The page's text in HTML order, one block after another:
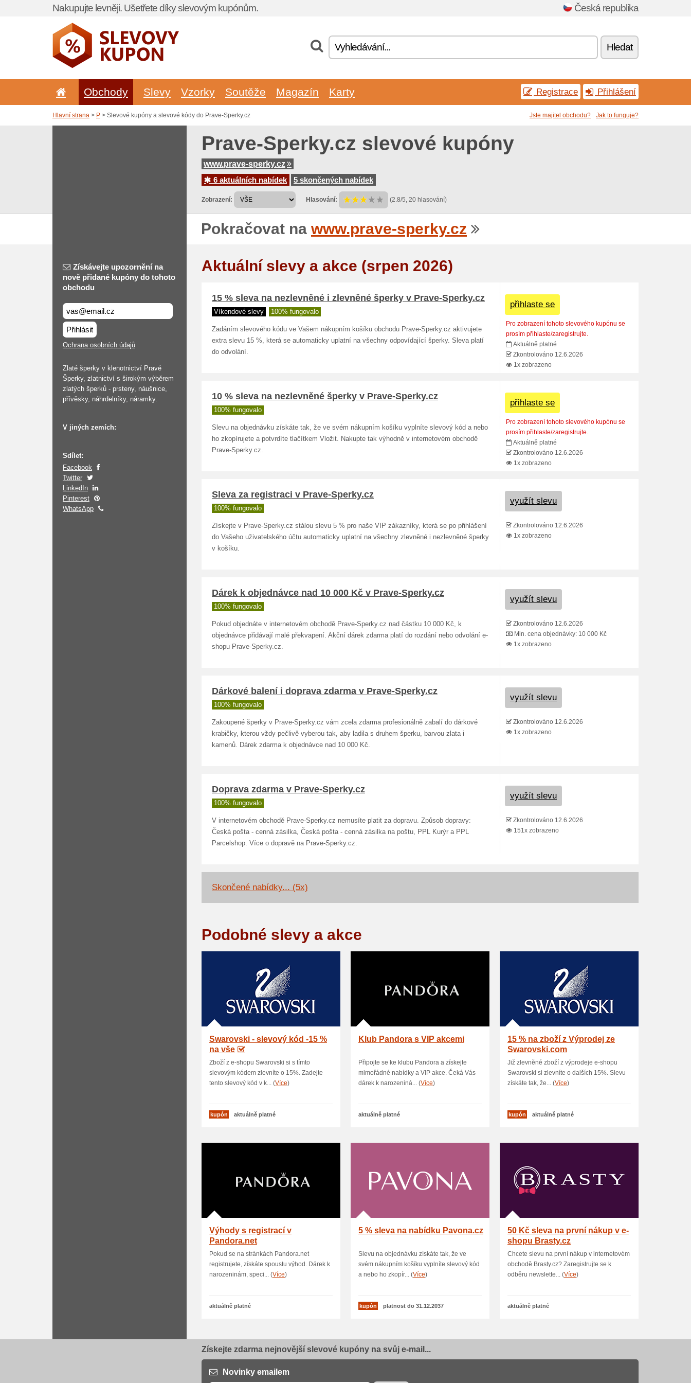
Nakupujte levněji. Ušetřete díky slevovým kupónům. Česká republika
Hledat
Obchody Slevy Vzorky Soutěže Magazín Karty Registrace Přihlášení
Hlavní strana > P > Slevové kupóny a slevové kódy do Prave-Sperky.cz Jste majitel obchodu? Jak to funguje?
Prave-Sperky.cz slevové kupóny
www.prave-sperky.cz
6 aktuálních nabídek
5 skončených nabídek
Zobrazení: Hlasování: (2.8/5, 20 hlasování)
Pokračovat na www.prave-sperky.cz
Získávejte upozornění na
nově přidané kupóny do tohoto
obchodu
Přihlásit
Ochrana osobních údajů
Zlaté šperky v klenotnictví Pravé
Šperky, zlatnictví s širokým výběrem
zlatých šperků - prsteny, náušnice,
přívěsky, náhrdelníky, náramky.
V jiných zemích:
Sdílet:
Facebook
Twitter
LinkedIn
Pinterest
WhatsApp
Aktuální slevy a akce (srpen 2026)
15 % sleva na nezlevněné i zlevněné šperky v Prave-Sperky.cz
Víkendové slevy 100% fungovalo
Zadáním slevového kódu ve Vašem nákupním košíku obchodu Prave-Sperky.cz aktivujete
extra slevu 15 %, která se automaticky uplatní na všechny odpovídající šperky. Sleva platí
do odvolání.
přihlaste se
Pro zobrazení tohoto slevového kupónu se
prosím přihlaste/zaregistrujte.
Aktuálně platné
Zkontrolováno 12.6.2026
1x zobrazeno
10 % sleva na nezlevněné šperky v Prave-Sperky.cz
100% fungovalo
Slevu na objednávku získáte tak, že ve svém nákupním košíku vyplníte slevový kód a nebo
ho zkopírujete a potvrdíte tlačítkem Vložit. Nakupte tak výhodně v internetovém obchodě
Prave-Sperky.cz.
přihlaste se
Pro zobrazení tohoto slevového kupónu se
prosím přihlaste/zaregistrujte.
Aktuálně platné
Zkontrolováno 12.6.2026
1x zobrazeno
Sleva za registraci v Prave-Sperky.cz
100% fungovalo
Získejte v Prave-Sperky.cz stálou slevu 5 % pro naše VIP zákazníky, která se po přihlášení
do Vašeho uživatelského účtu automaticky uplatní na všechny zlevněné i nezlevněné šperky
v košíku.
využít slevu
Zkontrolováno 12.6.2026
1x zobrazeno
Dárek k objednávce nad 10 000 Kč v Prave-Sperky.cz
100% fungovalo
Pokud objednáte v internetovém obchodě Prave-Sperky.cz nad částku 10 000 Kč, k
objednávce přidávají malé překvapení. Akční dárek zdarma platí do rozdání nebo odvolání e-
shopu Prave-Sperky.cz.
využít slevu
Zkontrolováno 12.6.2026
Min. cena objednávky: 10 000 Kč
1x zobrazeno
Dárkové balení i doprava zdarma v Prave-Sperky.cz
100% fungovalo
Zakoupené šperky v Prave-Sperky.cz vám zcela zdarma profesionálně zabalí do dárkové
krabičky, kterou vždy pečlivě vyberou tak, aby ladila s druhem šperku, barvou zlata i
kamenů. Dárek zdarma k objednávce nad 10 000 Kč.
využít slevu
Zkontrolováno 12.6.2026
1x zobrazeno
Doprava zdarma v Prave-Sperky.cz
100% fungovalo
V internetovém obchodě Prave-Sperky.cz nemusíte platit za dopravu. Způsob dopravy:
Česká pošta - cenná zásilka, Česká pošta - cenná zásilka na poštu, PPL Kurýr a PPL
Parcelshop. Více o dopravě na Prave-Sperky.cz.
využít slevu
Zkontrolováno 12.6.2026
151x zobrazeno
Skončené nabídky... (5x)
Podobné slevy a akce
Swarovski - slevový kód -15 %
na vše
Zboží z e-shopu Swarovski si s tímto
slevovým kódem zlevníte o 15%. Zadejte
tento slevový kód v k... (Více)
kupón aktuálně platné
Klub Pandora s VIP akcemi
Připojte se ke klubu Pandora a získejte
mimořádné nabídky a VIP akce. Čeká Vás
dárek k narozeniná... (Více)
aktuálně platné
15 % na zboží z Výprodej ze
Swarovski.com
Již zlevněné zboží z výprodeje e-shopu
Swarovski si zlevníte o dalších 15%. Slevu
získáte tak, že... (Více)
kupón aktuálně platné
Výhody s registrací v
Pandora.net
Pokud se na stránkách Pandora.net
registrujete, získáte spoustu výhod. Dárek k
narozeninám, speci... (Více)
aktuálně platné
5 % sleva na nabídku Pavona.cz
Slevu na objednávku získáte tak, že ve
svém nákupním košíku vyplníte slevový kód
a nebo ho zkopír... (Více)
kupón platnost do 31.12.2037
50 Kč sleva na první nákup v e-
shopu Brasty.cz
Chcete slevu na první nákup v internetovém
obchodě Brasty.cz? Zaregistrujte se k
odběru newslette... (Více)
aktuálně platné
Získejte zdarma nejnovější slevové kupóny na svůj e-mail...
Novinky emailem